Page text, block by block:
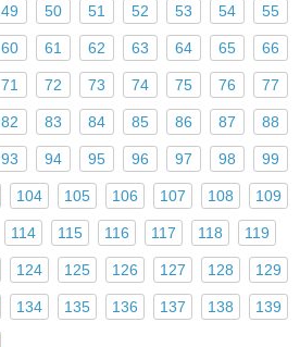
49 50 51 52 53 54 55
60 61 62 63 64 65 66
71 72 73 74 75 76 77
82 83 84 85 86 87 88
93 94 95 96 97 98 99
104 105 106 107 108 109
114 115 116 117 118 119
124 125 126 127 128 129
134 135 136 137 138 139